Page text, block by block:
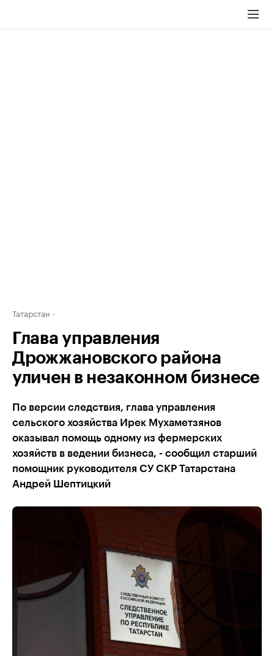
Татарстан
Глава управления
Дрожжановского района
уличен в незаконном бизнесе
По версии следствия, глава управления
сельского хозяйства Ирек Мухаметзянов
оказывал помощь одному из фермерских
хозяйств в ведении бизнеса, - сообщил старший
помощник руководителя СУ СКР Татарстана
Андрей Шептицкий